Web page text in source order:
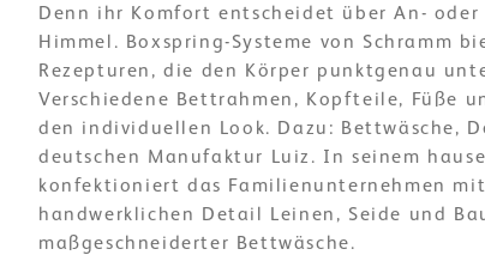
Denn ihr Komfort entscheidet über An-
Himmel. Boxspring-Systeme von Schramm
Rezepturen, die den Körper punktgenau
Verschiedene Bettrahmen, Kopfteile, Füße
den individuellen Look. Dazu: Bettwäsche,
deutschen Manufaktur Luiz. In seinem
konfektioniert das Familienunternehmen
handwerklichen Detail Leinen, Seide und
maßgeschneiderter Bettwäsche.